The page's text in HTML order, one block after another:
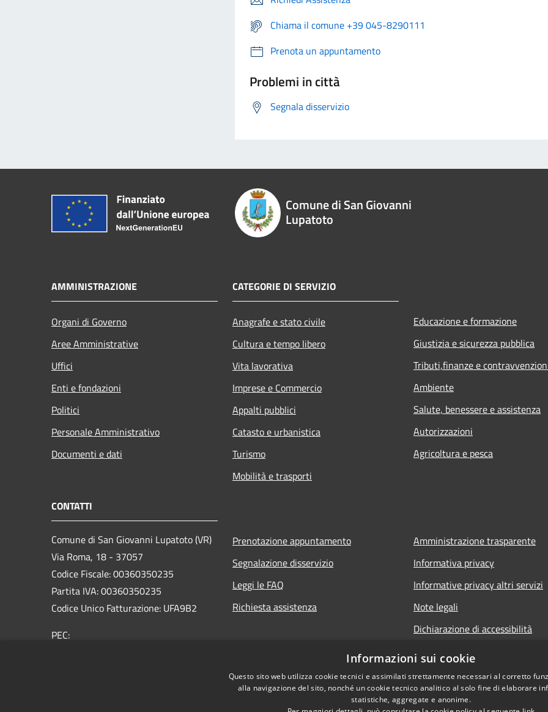
Chiama il comune +39 045-8290111
Prenota un appuntamento
Problemi in città
Segnala disservizio
Comune di San Giovanni
Lupatoto
AMMINISTRAZIONE
Organi di Governo
Aree Amministrative
Uffici
Enti e fondazioni
Politici
Personale Amministrativo
Documenti e dati
CATEGORIE DI SERVIZIO
Anagrafe e stato civile
Cultura e tempo libero
Vita lavorativa
Imprese e Commercio
Appalti pubblici
Catasto e urbanistica
Turismo
Mobilità e trasporti
Educazione e formazione
Giustizia e sicurezza pubblica
Tributi,finanze e
Ambiente
Salute, benessere e assistenza
Autorizzazioni
Agricoltura e pesca
CONTATTI
Comune di San Giovanni Lupatoto (VR)
Via Roma, 18 - 37057
Codice Fiscale: 00360350235
Partita IVA: 00360350235
Codice Unico Fatturazione: UFA9B2
PEC:
Prenotazione appuntamento
Segnalazione disservizio
Leggi le FAQ
Richiesta assistenza
Amministrazione trasparente
Informativa privacy
Informative privacy altri servizi
Note legali
Dichiarazione di accessibilità
Informazioni sui cookie
Questo sito web utilizza cookie tecnici e assimilati strettamente necessari al corretto
alla navigazione del sito, nonché un cookie tecnico analitico al solo fine di elaborare
statistiche, aggregate e anonime.